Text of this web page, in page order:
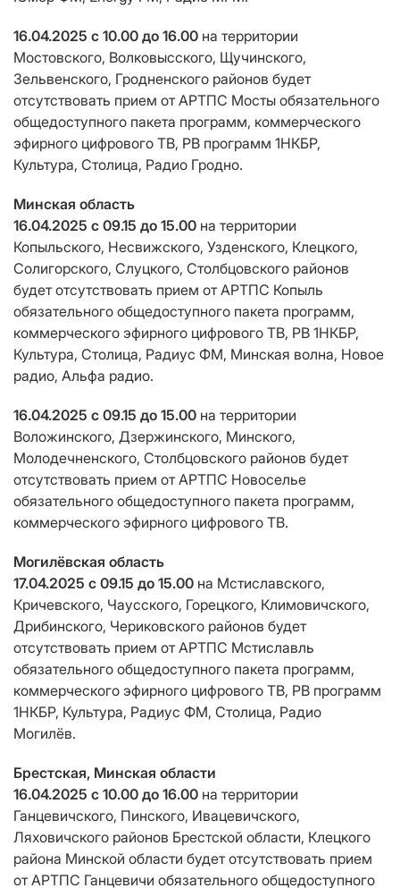
16.04.2025 с 10.00 до 16.00 на территории
Мостовского, Волковысского, Щучинского,
Зельвенского, Гродненского районов будет
отсутствовать прием от АРТПС Мосты обязательного
общедоступного пакета программ, коммерческого
эфирного цифрового ТВ, РВ программ 1НКБР,
Культура, Столица, Радио Гродно.
Минская область
16.04.2025 с 09.15 до 15.00 на территории
Копыльского, Несвижского, Узденского, Клецкого,
Солигорского, Слуцкого, Столбцовского районов
будет отсутствовать прием от АРТПС Копыль
обязательного общедоступного пакета программ,
коммерческого эфирного цифрового ТВ, РВ 1НКБР,
Культура, Столица, Радиус ФМ, Минская волна, Новое
радио, Альфа радио.
16.04.2025 с 09.15 до 15.00 на территории
Воложинского, Дзержинского, Минского,
Молодечненского, Столбцовского районов будет
отсутствовать прием от АРТПС Новоселье
обязательного общедоступного пакета программ,
коммерческого эфирного цифрового ТВ.
Могилёвская область
17.04.2025 с 09.15 до 15.00 на Мстиславского,
Кричевского, Чаусского, Горецкого, Климовичского,
Дрибинского, Чериковского районов будет
отсутствовать прием от АРТПС Мстиславль
обязательного общедоступного пакета программ,
коммерческого эфирного цифрового ТВ, РВ программ
1НКБР, Культура, Радиус ФМ, Столица, Радио
Могилёв.
Брестская, Минская области
16.04.2025 с 10.00 до 16.00 на территории
Ганцевичского, Пинского, Ивацевичского,
Ляховичского районов Брестской области, Клецкого
района Минской области будет отсутствовать прием
от АРТПС Ганцевичи обязательного общедоступного